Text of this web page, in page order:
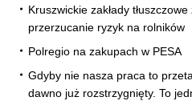
Kruszwickie zakłady
przerzucanie ryzyk na rolników
Polregio na zakupach w PESA
Gdyby nie nasza praca to
dawno już rozstrzygnięty. To